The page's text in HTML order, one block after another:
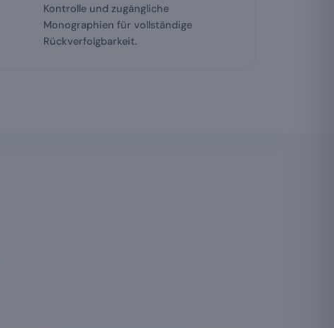
Kontrolle und zugängliche
Monographien für vollständige
Rückverfolgbarkeit.